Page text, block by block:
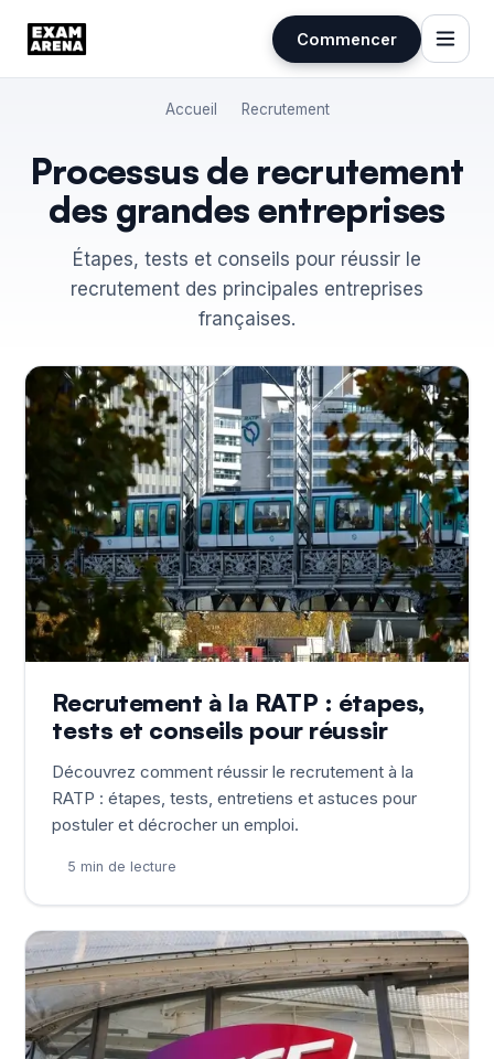
Commencer
Accueil Recrutement
Processus de recrutement
des grandes entreprises
Étapes, tests et conseils pour réussir le
recrutement des principales entreprises
françaises.
Recrutement à la RATP : étapes,
tests et conseils pour réussir
Découvrez comment réussir le recrutement à la
RATP : étapes, tests, entretiens et astuces pour
postuler et décrocher un emploi.
5 min de lecture